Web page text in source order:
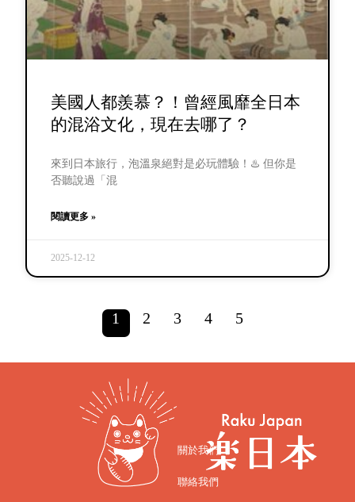
美國人都羨慕？！曾經風靡全日本
的混浴文化，現在去哪了？
來到日本旅行，泡溫泉絕對是必玩體驗！♨️ 但你是
否聽說過「混
閱讀更多 »
2025-12-12
1 2 3 4 5
關於我們
聯絡我們